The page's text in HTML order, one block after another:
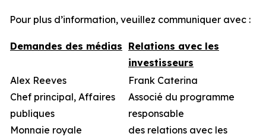
Pour plus d’information, veuillez communiquer avec :
Demandes des médias Relations avec les
investisseurs
Alex Reeves
Chef principal, Affaires
publiques
Monnaie royale
Frank Caterina
Associé du programme
responsable
des relations avec les